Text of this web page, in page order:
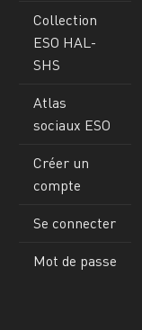
Collection
ESO HAL-
SHS
Atlas
sociaux ESO
Créer un
compte
Se connecter
Mot de passe